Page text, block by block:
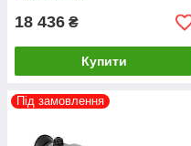
18 436 ₴
Купити
Під замовлення